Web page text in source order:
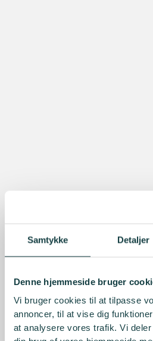
Samtykke Detaljer
Denne hjemmeside bruger
Vi bruger cookies til at tilpasse
annoncer, til at vise dig
at analysere vores trafik. Vi